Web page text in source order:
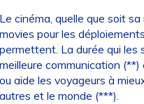
cinéma, quelle que soit
pour les
La durée qui les
communication
aide les voyageurs à
et le monde (***).